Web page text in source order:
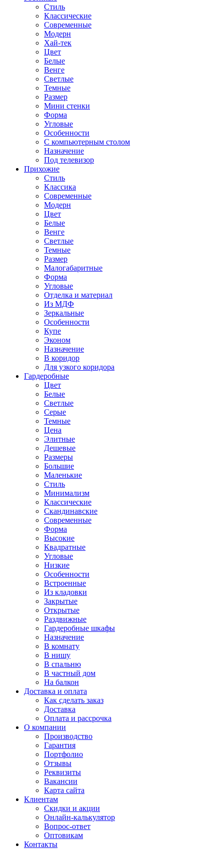
Стиль
Классические
Современные
Модерн
Хай-тек
Цвет
Белые
Венге
Светлые
Темные
Размер
Мини стенки
Форма
Угловые
Особенности
С компьютерным столом
Назначение
Под телевизор
Прихожие
Стиль
Классика
Современные
Модерн
Цвет
Белые
Венге
Светлые
Темные
Размер
Малогабаритные
Форма
Угловые
Отделка и материал
Из МДФ
Зеркальные
Особенности
Купе
Эконом
Назначение
В коридор
Для узкого коридора
Гардеробные
Цвет
Белые
Светлые
Серые
Темные
Цена
Элитные
Дешевые
Размеры
Большие
Маленькие
Стиль
Минимализм
Классические
Скандинавские
Современные
Форма
Высокие
Квадратные
Угловые
Низкие
Особенности
Встроенные
Из кладовки
Закрытые
Открытые
Раздвижные
Гардеробные шкафы
Назначение
В комнату
В нишу
В спальню
В частный дом
На балкон
Доставка и оплата
Как сделать заказ
Доставка
Оплата и рассрочка
О компании
Производство
Гарантия
Портфолио
Отзывы
Реквизиты
Вакансии
Карта сайта
Клиентам
Скидки и акции
Онлайн-калькулятор
Вопрос-ответ
Оптовикам
Контакты